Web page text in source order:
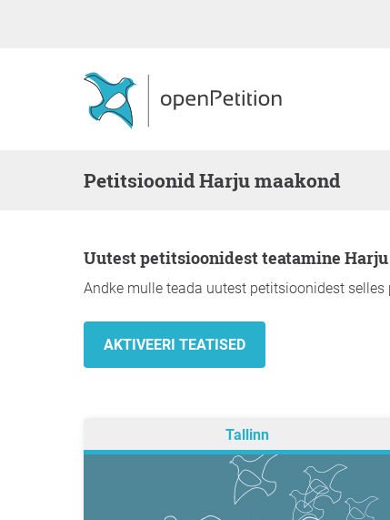
Petitsioonid Harju maakond
Uutest petitsioonidest teatamine
Andke mulle teada uutest petitsioonidest selles
Tallinn